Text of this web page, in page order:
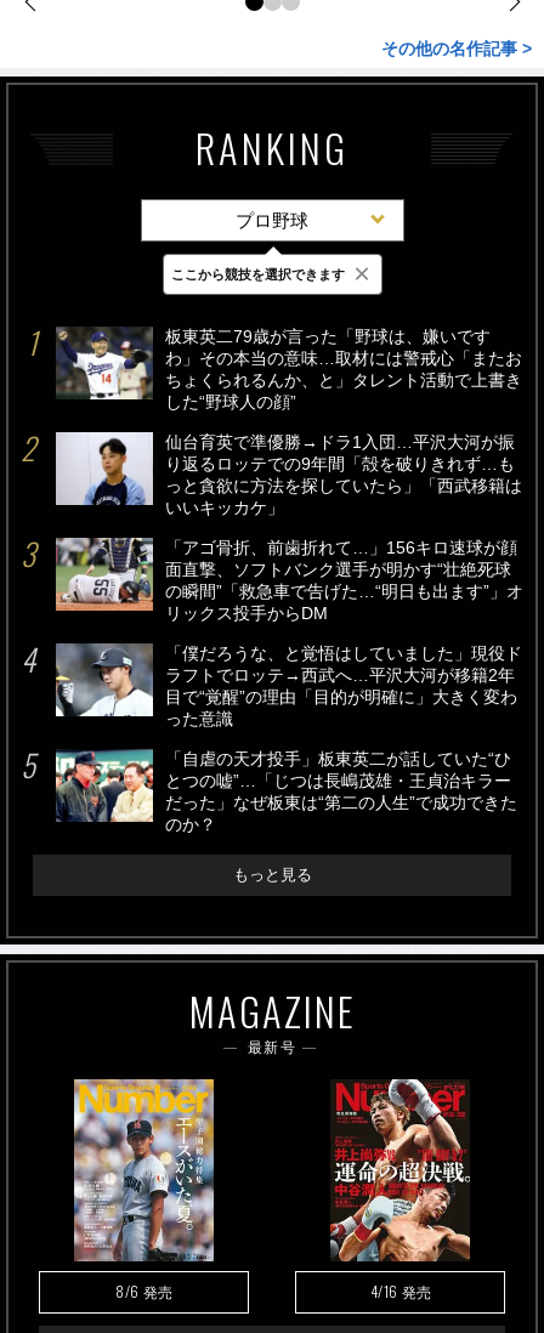
その他の名作記事 >
RANKING
プロ野球
最新 24時間 週間
板東英二79歳が言った「野球は、嫌いです
わ」その本当の意味…取材には警戒心「またお
ちょくられるんか、と」タレント活動で上書き
した“野球人の顔”
仙台育英で準優勝→ドラ1入団…平沢大河が振
り返るロッテでの9年間「殻を破りきれず…も
っと貪欲に方法を探していたら」「西武移籍は
いいキッカケ」
「アゴ骨折、前歯折れて…」156キロ速球が顔
面直撃、ソフトバンク選手が明かす“壮絶死球
の瞬間”「救急車で告げた…“明日も出ます”」オ
リックス投手からDM
「僕だろうな、と覚悟はしていました」現役ド
ラフトでロッテ→西武へ…平沢大河が移籍2年
目で“覚醒”の理由「目的が明確に」大きく変わ
った意識
「自虐の天才投手」板東英二が話していた“ひ
とつの嘘”…「じつは長嶋茂雄・王貞治キラー
だった」なぜ板東は“第二の人生”で成功できた
のか？
もっと見る
MAGAZINE
最新号
8/6 発売 4/16 発売
ここから競技を選択できます ×